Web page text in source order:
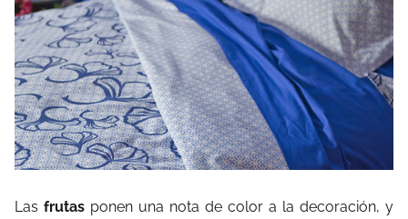
Las frutas ponen una nota de color a la decoración, y